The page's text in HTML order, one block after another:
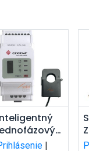
Pridať do
košíka
|